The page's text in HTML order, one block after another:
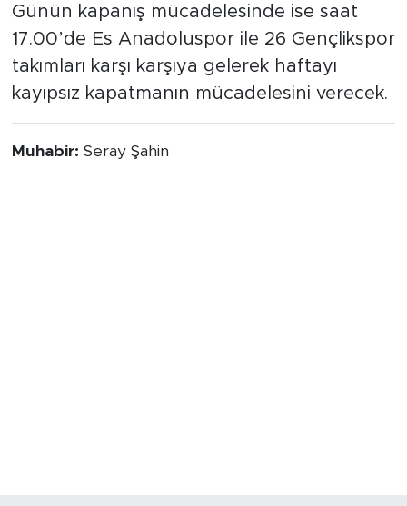
Günün kapanış mücadelesinde ise saat
17.00’de Es Anadoluspor ile 26 Gençlikspor
takımları karşı karşıya gelerek haftayı
kayıpsız kapatmanın mücadelesini verecek.
Muhabir: Seray Şahin